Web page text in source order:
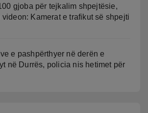
gjoba për tejkalim shpejtësie,
videon: Kamerat e trafikut së shpejti
e pashpërthyer në derën e
në Durrës, policia nis hetimet për